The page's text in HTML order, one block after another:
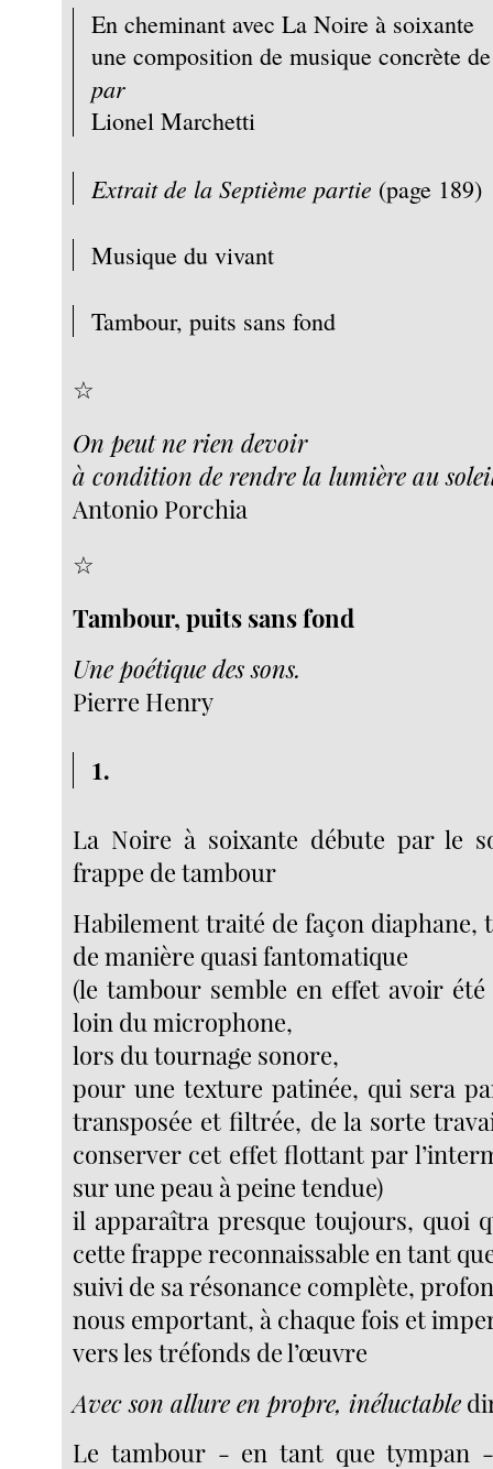
En cheminant avec La Noire à soixante
une composition de musique concrète
par
Lionel Marchetti
Extrait de la Septième partie (page 189)
Musique du vivant
Tambour, puits sans fond
☆
On peut ne rien devoir
à condition de rendre la lumière au
Antonio Porchia
☆
Tambour, puits sans fond
Une poétique des sons.
Pierre Henry
1.
La Noire à soixante débute par le
frappe de tambour
Habilement traité de façon diaphane,
de manière quasi fantomatique
(le tambour semble en effet avoir été
loin du microphone,
lors du tournage sonore,
pour une texture patinée, qui sera
transposée et filtrée, de la sorte
conserver cet effet flottant par
sur une peau à peine tendue)
il apparaîtra presque toujours, quoi
cette frappe reconnaissable en tant
suivi de sa résonance complète,
nous emportant, à chaque fois et
vers les tréfonds de l’œuvre
Avec son allure en propre, inéluctable
Le tambour - en tant que tympan -